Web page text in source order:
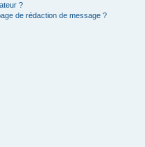
?
de rédaction de message ?